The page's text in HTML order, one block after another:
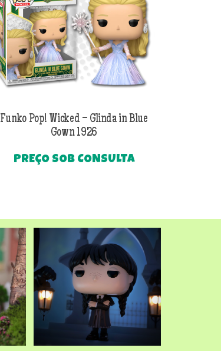
Funko Pop! Wicked – Glinda in Blue
Gown 1926
PREÇO SOB CONSULTA